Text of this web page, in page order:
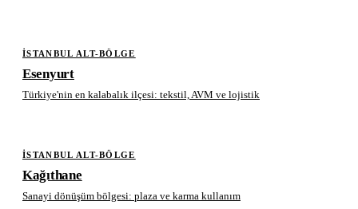
İSTANBUL ALT-BÖLGE
Esenyurt
Türkiye'nin en kalabalık ilçesi: tekstil, AVM ve lojistik
İSTANBUL ALT-BÖLGE
Kağıthane
Sanayi dönüşüm bölgesi: plaza ve karma kullanım